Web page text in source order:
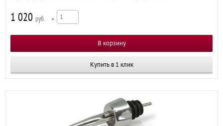
1 020 р ×
Купить в 1 клик